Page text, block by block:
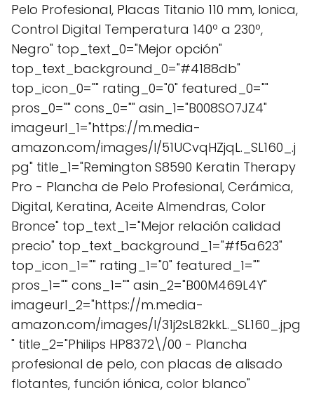
Pelo Profesional, Placas Titanio 110 mm, Ionica,
Control Digital Temperatura 140º a 230º,
Negro" top_text_0="Mejor opción"
top_text_background_0="#4188db"
top_icon_0="" rating_0="0" featured_0=""
pros_0="" cons_0="" asin_1="B008SO7JZ4"
imageurl_1="https://m.media-
amazon.com/images/I/51UCvqHZjqL._SL160_.j
pg" title_1="Remington S8590 Keratin Therapy
Pro - Plancha de Pelo Profesional, Cerámica,
Digital, Keratina, Aceite Almendras, Color
Bronce" top_text_1="Mejor relación calidad
precio" top_text_background_1="#f5a623"
top_icon_1="" rating_1="0" featured_1=""
pros_1="" cons_1="" asin_2="B00M469L4Y"
imageurl_2="https://m.media-
amazon.com/images/I/31j2sL82kkL._SL160_.jpg
" title_2="Philips HP8372\/00 - Plancha
profesional de pelo, con placas de alisado
flotantes, función iónica, color blanco"